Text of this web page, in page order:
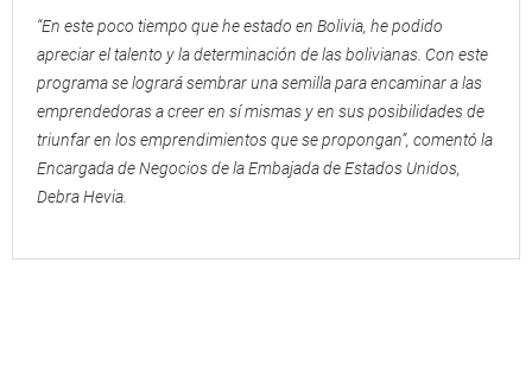
“En este poco tiempo que he estado en Bolivia, he podido
apreciar el talento y la determinación de las bolivianas. Con este
programa se logrará sembrar una semilla para encaminar a las
emprendedoras a creer en sí mismas y en sus posibilidades de
triunfar en los emprendimientos que se propongan”, comentó la
Encargada de Negocios de la Embajada de Estados Unidos,
Debra Hevia.